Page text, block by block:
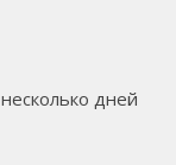
дней